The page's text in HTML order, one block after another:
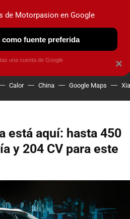
OBSERVATORIO
Calor China Google Maps
está aquí: hasta 450
y 204 CV para este
×
de Motorpasion en Google
como fuente preferida
una cuenta de Google